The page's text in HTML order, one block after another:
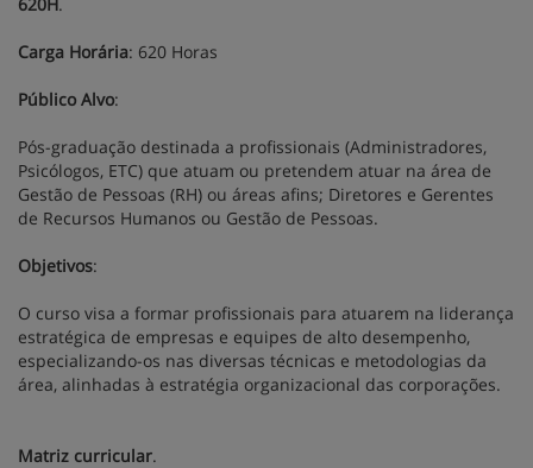
Carga Horária: 620 Horas
Público Alvo:
Pós-graduação destinada a profissionais (Administradores,
Psicólogos, ETC) que atuam ou pretendem atuar na área de
Gestão de Pessoas (RH) ou áreas afins; Diretores e Gerentes
de Recursos Humanos ou Gestão de Pessoas.
Objetivos:
O curso visa a formar profissionais para atuarem na liderança
estratégica de empresas e equipes de alto desempenho,
especializando-os nas diversas técnicas e metodologias da
área, alinhadas à estratégia organizacional das corporações.
Matriz curricular.